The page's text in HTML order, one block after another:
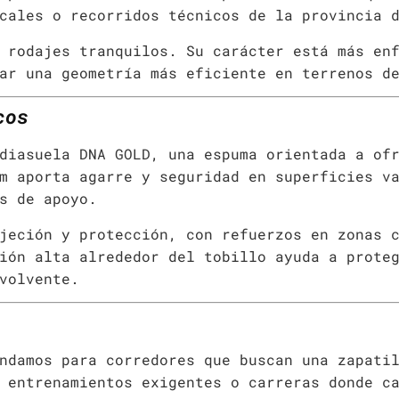
o recorridos técnicos de la provincia
tranquilos. Su carácter está más
una geometría más eficiente en terrenos
DNA GOLD, una espuma orientada a
aporta agarre y seguridad en superficies
de apoyo.
y protección, con refuerzos en
alta alrededor del tobillo ayuda a
para corredores que buscan una
exigentes o carreras donde